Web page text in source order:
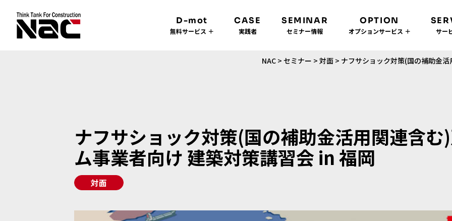
D-mot
無料サービス ＋
CASE
実践者
SEMINAR
セミナー情報
OPTION
オプションサービス ＋ サー
NAC >セミナー >対面 > ナフサショック対策(国の補助金
ナフサショック対策(国の補助金活用関連含
ム事業者向け 建築対策講習会 in 福岡
対面